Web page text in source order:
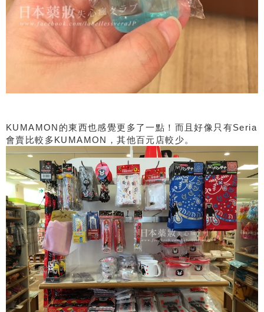
KUMAMON的東西也感覺更多了一點！而且好像只有Seria
會賣比較多KUMAMON，其他百元店較少。